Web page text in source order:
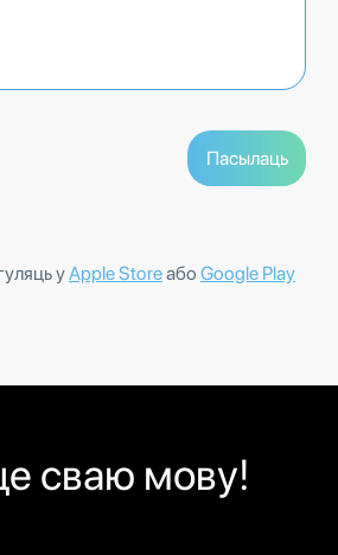
уApple Storeабо Google Play
сваю мову!